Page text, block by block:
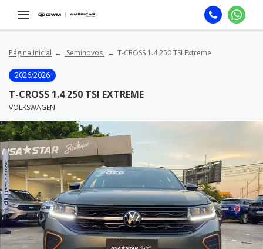
Página Inicial Seminovos T-CROSS 1.4 250 TSI Extreme
2026/2026
T-CROSS 1.4 250 TSI EXTREME
VOLKSWAGEN